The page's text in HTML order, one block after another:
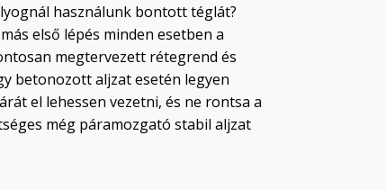
használunk bontott téglát?
első lépés minden esetben a
megtervezett rétegrend és
betonozott aljzat esetén legyen
el lehessen vezetni, és ne rontsa a
még páramozgató stabil aljzat